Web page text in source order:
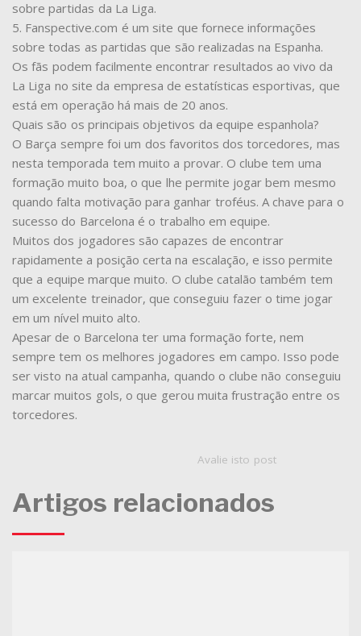
sobre partidas da La Liga.
5. Fanspective.com é um site que fornece informações
sobre todas as partidas que são realizadas na Espanha.
Os fãs podem facilmente encontrar resultados ao vivo da
La Liga no site da empresa de estatísticas esportivas, que
está em operação há mais de 20 anos.
Quais são os principais objetivos da equipe espanhola?
O Barça sempre foi um dos favoritos dos torcedores, mas
nesta temporada tem muito a provar. O clube tem uma
formação muito boa, o que lhe permite jogar bem mesmo
quando falta motivação para ganhar troféus. A chave para o
sucesso do Barcelona é o trabalho em equipe.
Muitos dos jogadores são capazes de encontrar
rapidamente a posição certa na escalação, e isso permite
que a equipe marque muito. O clube catalão também tem
um excelente treinador, que conseguiu fazer o time jogar
em um nível muito alto.
Apesar de o Barcelona ter uma formação forte, nem
sempre tem os melhores jogadores em campo. Isso pode
ser visto na atual campanha, quando o clube não conseguiu
marcar muitos gols, o que gerou muita frustração entre os
torcedores.
Avalie isto post
Artigos relacionados